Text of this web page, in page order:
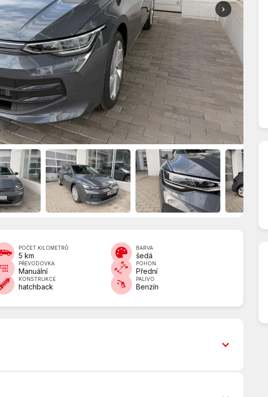
POČET KILOMETRŮ
5 km
BARVA
šedá
PŘEVODOVKA
Manuální
POHON
Přední
KONSTRUKCE
hatchback
PALIVO
Benzín